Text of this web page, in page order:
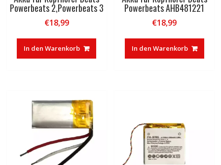
Powerbeats 2,Powerbeats 3
€18,99
In den Warenkorb
Powerbeats AHB481221
€18,99
In den Warenkorb